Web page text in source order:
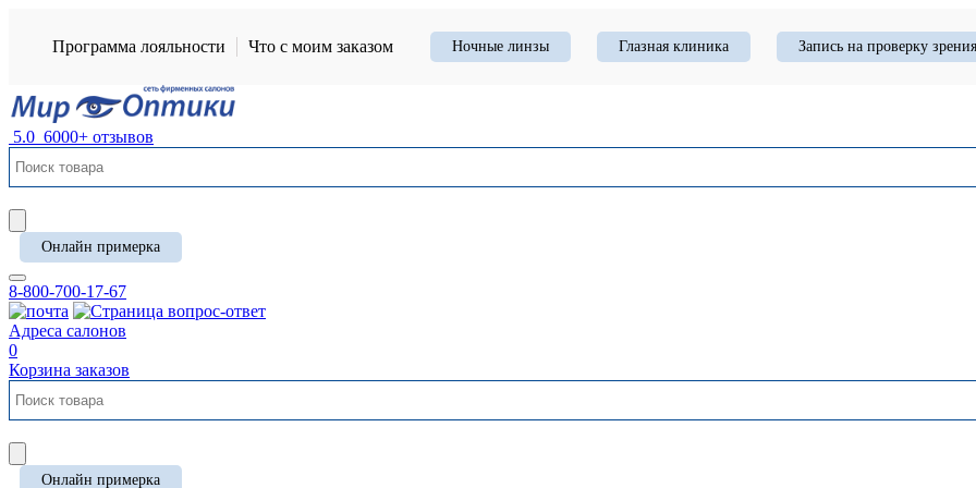
Программа лояльности Что с моим заказом Ночные линзы Глазная клиника Запись на проверку зрения
5.0 6000+ отзывов
Онлайн примерка
8-800-700-17-67
Адреса салонов
0
Корзина заказов
Онлайн примерка